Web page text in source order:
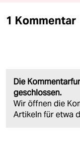
1 Kommentar
Die
geschlossen.
Wir öffnen die
Artikeln für etwa